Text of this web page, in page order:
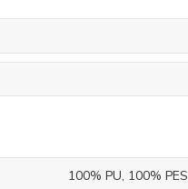
100% PU, 100% PES